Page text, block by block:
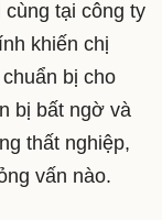
cùng tại công ty
khiến chị
bị cho
bị bất ngờ và
thất nghiệp,
vấn nào.